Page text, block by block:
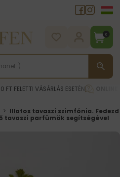
0
FT FELETTI VÁSÁRLÁS ESETÉN
> Illatos tavaszi szimfónia. Fedezd
tavaszi parfümök segítségével